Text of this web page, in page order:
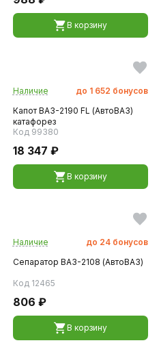
В корзину
Наличие до 1 652 бонусов
Капот ВАЗ-2190 FL (АвтоВАЗ)
катафорез
Код 99380
18 347 ₽
В корзину
Наличие до 24 бонусов
Сепаратор ВАЗ-2108 (АвтоВАЗ)
Код 12465
806 ₽
В корзину